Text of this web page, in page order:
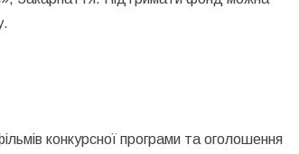
конкурсної програми та оголошення